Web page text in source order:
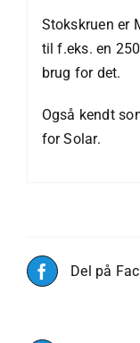
Stokskruen er
til f.eks. en
brug for det.
Også kendt
for Solar.
Del på